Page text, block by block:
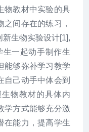
物教材中实验的具
间存在的练习，
生物实验设计[1],
一起动手制作生
能够弥补学习教学
自己动手中体会到
物教材的具体内
学方式能够充分激
在能力，提高学生